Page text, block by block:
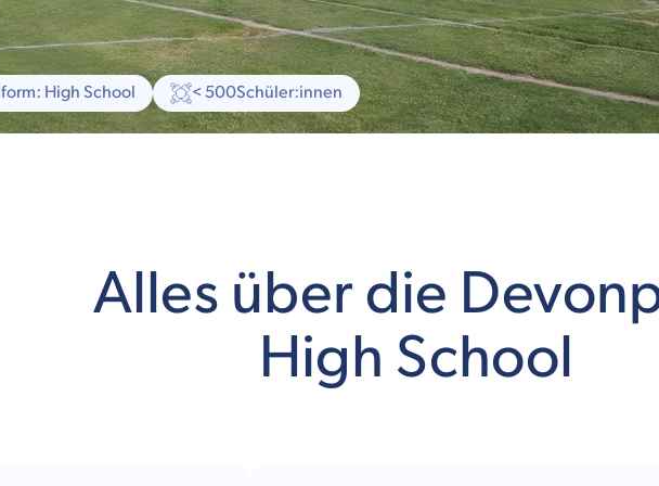
High School < 500Schüler:innen
Alles über die
High School